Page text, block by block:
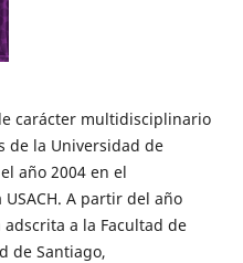
carácter multidisciplinario
de la Universidad de
año 2004 en el
A partir del año
a la Facultad de
de Santiago,